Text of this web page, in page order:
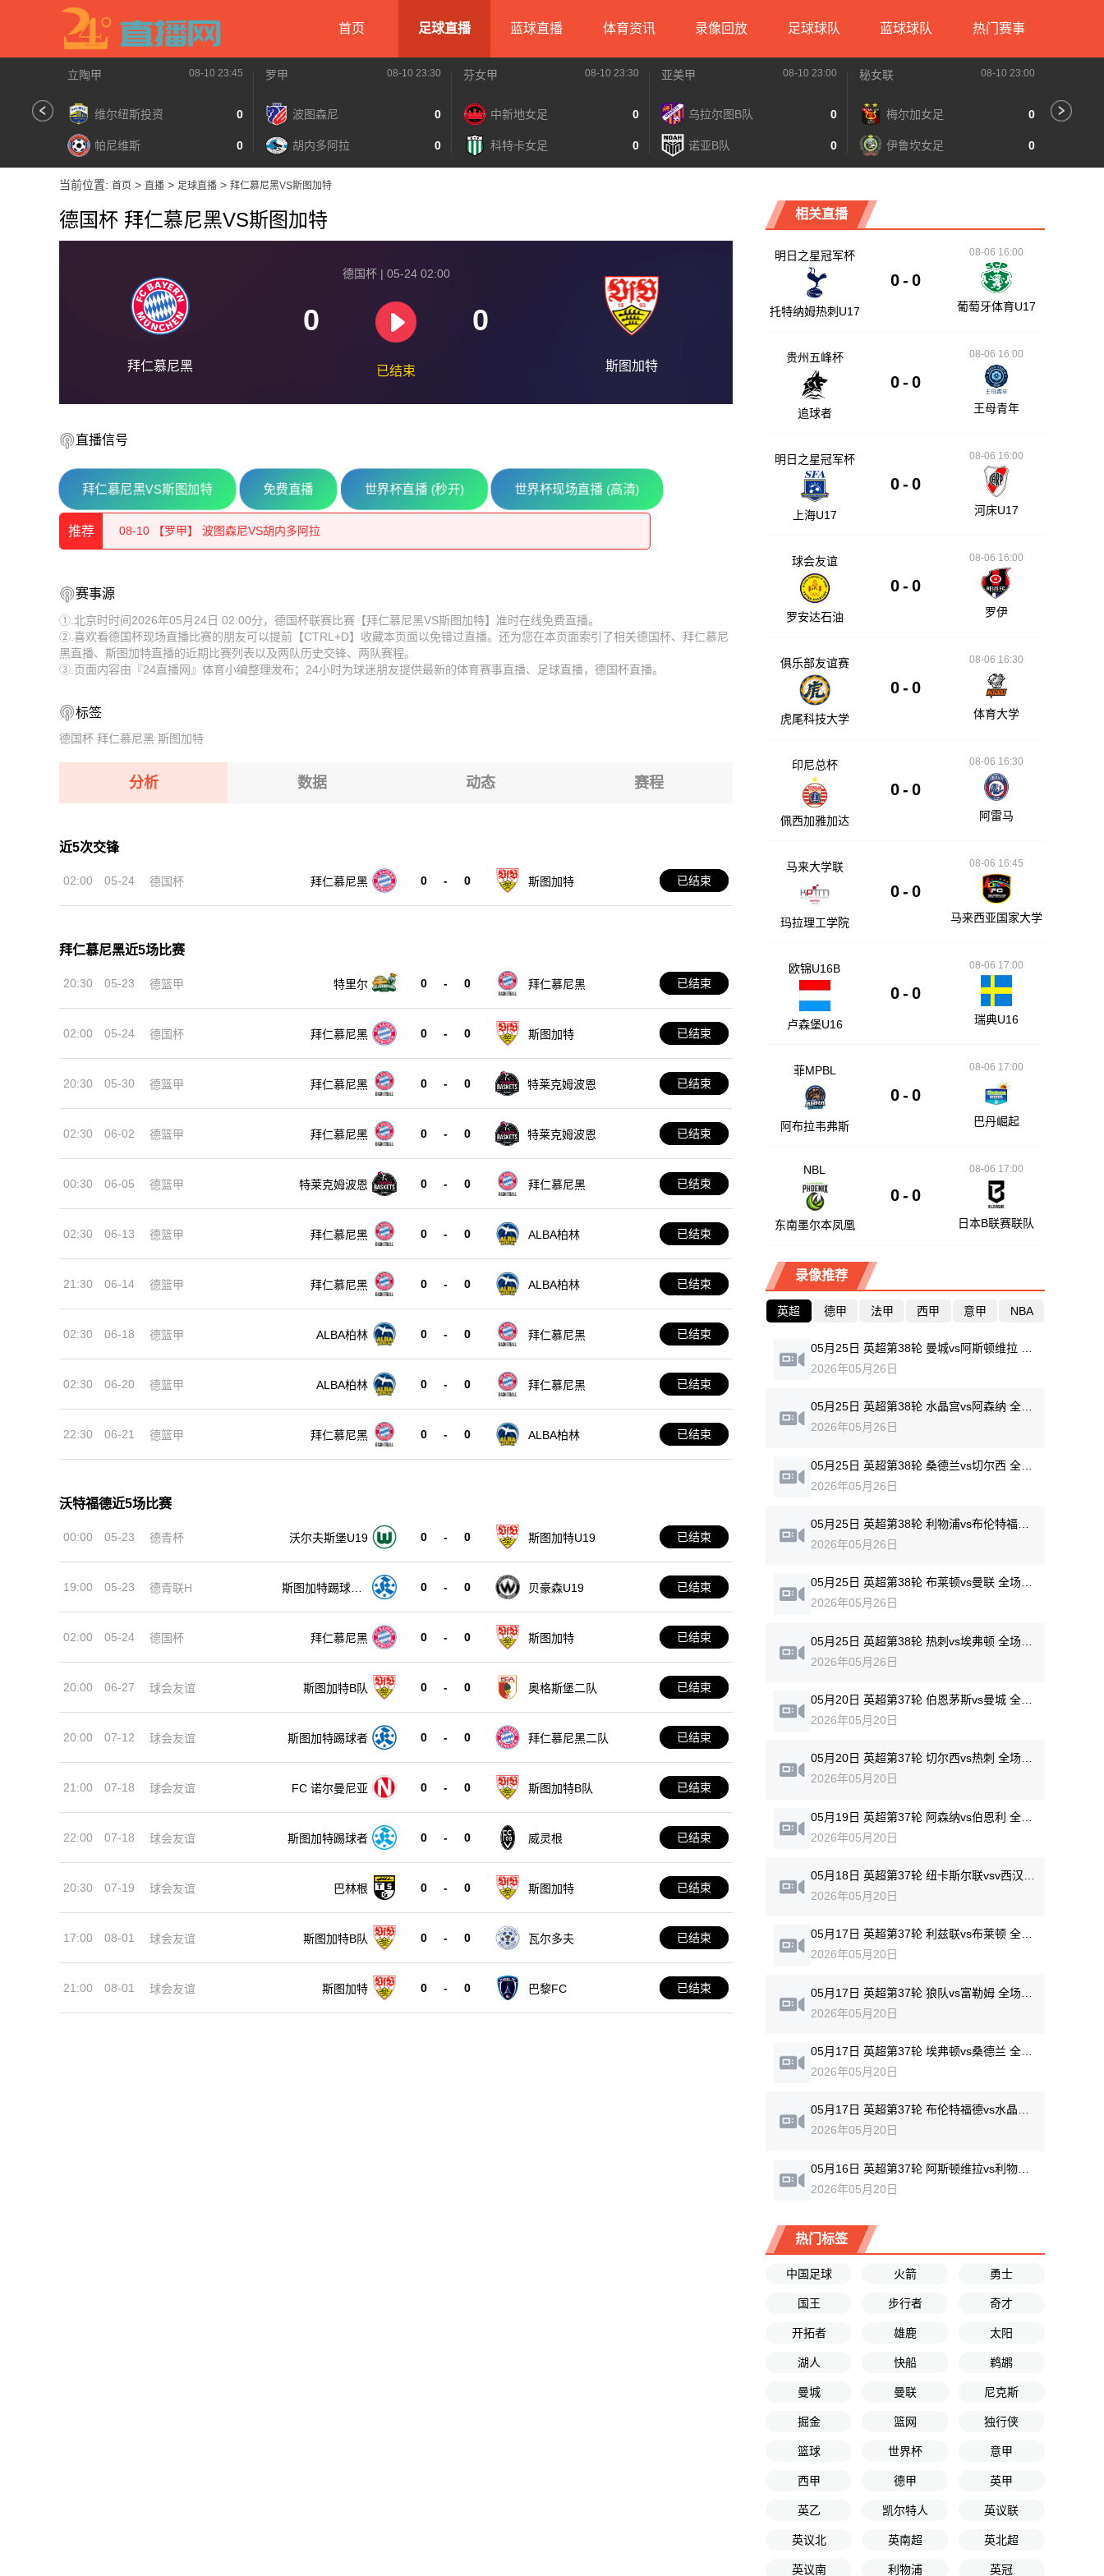
首页 足球直播 蓝球直播 体育资讯 录像回放 足球球队 蓝球球队 热门赛事
立陶甲 08-10 23:45
维尔纽斯投资 0
帕尼维斯 0
罗甲 08-10 23:30
波图森尼 0
胡内多阿拉 0
芬女甲 08-10 23:30
中新地女足 0
科特卡女足 0
亚美甲 08-10 23:00
乌拉尔图B队 0
诺亚B队 0
秘女联 08-10 23:00
梅尔加女足 0
伊鲁坎女足 0
当前位置: 首页 > 直播 > 足球直播 > 拜仁慕尼黑VS斯图加特
德国杯 拜仁慕尼黑VS斯图加特
拜仁慕尼黑
德国杯 | 05-24 02:00
0 0
已结束 斯图加特
直播信号
拜仁慕尼黑VS斯图加特 免费直播 世界杯直播 (秒开) 世界杯现场直播 (高清)
推荐
08-10 【立陶甲】 维尔纽斯投资VS帕尼维斯
08-10 【罗甲】 波图森尼VS胡内多阿拉
08-10 【秘女联】 梅尔加女足VS伊鲁坎女足
08-10 【乌克超】 利沃夫喀尔巴阡VSLNZ切尔卡瑟
08-10 【白俄甲】 沃尔纳平斯克VS明斯克大学X实验室
08-10 【白俄甲】 斯莫根VS波里索夫巴特B队
08-10 【芬女甲】 中新地女足VS科特卡女足
08-10 【亚美甲】 乌拉尔图B队VS诺亚B队
08-10 【乌克超】 利沃夫喀尔巴阡VSLNZ切尔卡瑟
08-10 【白俄甲】 奥尔沙VS莫洛迪兹诺
08-10 【白俄甲】 斯莫根VS波里索夫巴特B队
08-10 【白俄甲】 斯洛尼姆VS坎普罗姆戈梅尔
赛事源
①.北京时时间2026年05月24日 02:00分，德国杯联赛比赛【拜仁慕尼黑VS斯图加特】准时在线免费直播。
②.喜欢看德国杯现场直播比赛的朋友可以提前【CTRL+D】收藏本页面以免错过直播。还为您在本页面索引了相关德国杯、拜仁慕尼
黑直播、斯图加特直播的近期比赛列表以及两队历史交锋、两队赛程。
③.页面内容由『24直播网』体育小编整理发布；24小时为球迷朋友提供最新的体育赛事直播、足球直播，德国杯直播。
标签
德国杯 拜仁慕尼黑 斯图加特
分析 数据 动态 赛程
近5次交锋
02:00 05-24 德国杯 拜仁慕尼黑 0 - 0 斯图加特 已结束
拜仁慕尼黑近5场比赛
20:30 05-23 德篮甲 特里尔 0 - 0 拜仁慕尼黑 已结束
02:00 05-24 德国杯 拜仁慕尼黑 0 - 0 斯图加特 已结束
20:30 05-30 德篮甲 拜仁慕尼黑 0 - 0 特莱克姆波恩 已结束
02:30 06-02 德篮甲 拜仁慕尼黑 0 - 0 特莱克姆波恩 已结束
00:30 06-05 德篮甲 特莱克姆波恩 0 - 0 拜仁慕尼黑 已结束
02:30 06-13 德篮甲 拜仁慕尼黑 0 - 0 ALBA柏林 已结束
21:30 06-14 德篮甲 拜仁慕尼黑 0 - 0 ALBA柏林 已结束
02:30 06-18 德篮甲 ALBA柏林 0 - 0 拜仁慕尼黑 已结束
02:30 06-20 德篮甲 ALBA柏林 0 - 0 拜仁慕尼黑 已结束
22:30 06-21 德篮甲 拜仁慕尼黑 0 - 0 ALBA柏林 已结束
沃特福德近5场比赛
00:00 05-23 德青杯 沃尔夫斯堡U19 0 - 0 斯图加特U19 已结束
19:00 05-23 德青联H
斯图加特踢球者
0 - 0 贝豪森U19 已结束
02:00 05-24 德国杯 拜仁慕尼黑 0 - 0 斯图加特 已结束
20:00 06-27 球会友谊 斯图加特B队 0 - 0 奥格斯堡二队 已结束
20:00 07-12 球会友谊 斯图加特踢球者 0 - 0 拜仁慕尼黑二队 已结束
21:00 07-18 球会友谊 FC 诺尔曼尼亚 0 - 0 斯图加特B队 已结束
22:00 07-18 球会友谊 斯图加特踢球者 0 - 0 威灵根 已结束
20:30 07-19 球会友谊 巴林根 0 - 0 斯图加特 已结束
17:00 08-01 球会友谊 斯图加特B队 0 - 0 瓦尔多夫 已结束
21:00 08-01 球会友谊 斯图加特 0 - 0 巴黎FC 已结束
相关直播
明日之星冠军杯
托特纳姆热刺U17
0 - 0
08-06 16:00
葡萄牙体育U17
贵州五峰杯
追球者
0 - 0
08-06 16:00
王母青年
明日之星冠军杯
上海U17
0 - 0
08-06 16:00
河床U17
球会友谊
罗安达石油
0 - 0
08-06 16:00
罗伊
俱乐部友谊赛
虎尾科技大学
0 - 0
08-06 16:30
体育大学
印尼总杯
佩西加雅加达
0 - 0
08-06 16:30
阿雷马
马来大学联
玛拉理工学院
0 - 0
08-06 16:45
马来西亚国家大学
欧锦U16B
卢森堡U16
0 - 0
08-06 17:00
瑞典U16
菲MPBL
阿布拉韦弗斯
0 - 0
08-06 17:00
巴丹崛起
NBL
东南墨尔本凤凰
0 - 0
08-06 17:00
日本B联赛联队
录像推荐
英超 德甲 法甲 西甲 意甲 NBA
2026年05月26日
05月25日 英超第38轮 水晶宫vs阿森纳 全场录像回放
2026年05月26日
2026年05月26日
2026年05月26日
05月25日 英超第38轮 布莱顿vs曼联 全场录像回放
2026年05月26日
2026年05月26日
2026年05月20日
05月20日 英超第37轮 切尔西vs热刺 全场录像回放
2026年05月20日
2026年05月20日
2026年05月20日
05月17日 英超第37轮 利兹联vs布莱顿 全场录像回放
2026年05月20日
2026年05月20日
2026年05月20日
05月17日 英超第37轮 布伦特福德vs水晶宫 全场录像回放
2026年05月20日
2026年05月20日
热门标签
中国足球 火箭 勇士
国王 步行者 奇才
开拓者 雄鹿 太阳
湖人 快船 鹈鹕
曼城 曼联 尼克斯
掘金 篮网 独行侠
篮球 世界杯 意甲
西甲 德甲 英甲
英乙 凯尔特人 英议联
英议北 英南超 英北超
英议南 利物浦 英冠